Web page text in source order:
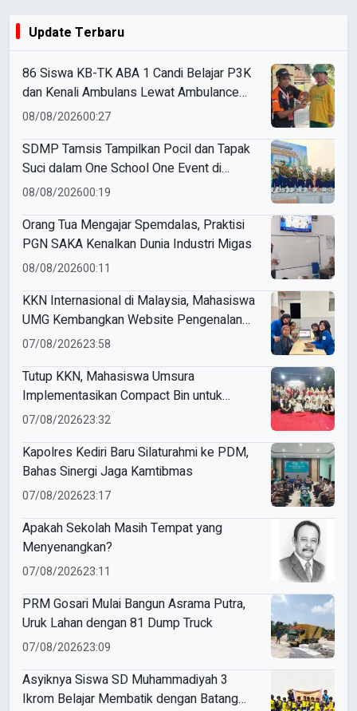
Update Terbaru
86 Siswa KB-TK ABA 1 Candi Belajar P3K
dan Kenali Ambulans Lewat Ambulance
Goes to Schools
08/08/202600:27
SDMP Tamsis Tampilkan Pocil dan Tapak
Suci dalam One School One Event di
Mojokerto
08/08/202600:19
Orang Tua Mengajar Spemdalas, Praktisi
PGN SAKA Kenalkan Dunia Industri Migas
08/08/202600:11
KKN Internasional di Malaysia, Mahasiswa
UMG Kembangkan Website Pengenalan
Budaya Indonesia
07/08/202623:58
Tutup KKN, Mahasiswa Umsura
Implementasikan Compact Bin untuk
Sampah Anorganik di Ketabang
07/08/202623:32
Kapolres Kediri Baru Silaturahmi ke PDM,
Bahas Sinergi Jaga Kamtibmas
07/08/202623:17
Apakah Sekolah Masih Tempat yang
Menyenangkan?
07/08/202623:11
PRM Gosari Mulai Bangun Asrama Putra,
Uruk Lahan dengan 81 Dump Truck
07/08/202623:09
Asyiknya Siswa SD Muhammadiyah 3
Ikrom Belajar Membatik dengan Batang